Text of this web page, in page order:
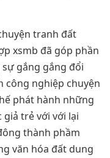
tranh đất
xsmb đã góp phần
gắng gắng đổi
công nghiệp chuyện
phát hành những
trẻ với với lại
thành phầm
văn hóa đất dung